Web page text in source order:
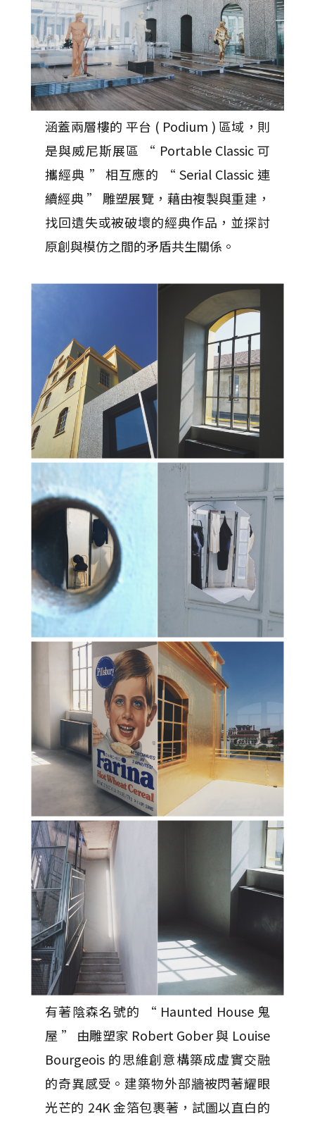
涵蓋兩層樓的 平台 ( Podium ) 區域，則
是與威尼斯展區 “ Portable Classic 可
攜經典 ” 相互應的 “ Serial Classic 連
續經典 ” 雕塑展覽，藉由複製與重建，
找回遺失或被破壞的經典作品，並探討
原創與模仿之間的矛盾共生關係。
有著陰森名號的 “ Haunted House 鬼
屋 ” 由雕塑家 Robert Gober 與 Louise
Bourgeois 的思維創意構築成虛實交融
的奇異感受。建築物外部牆被閃著耀眼
光芒的 24K 金箔包裹著，試圖以直白的